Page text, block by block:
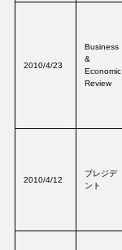
2010/4/23
Business
&
Economic
Review
2010/4/12
プレジデ
ント